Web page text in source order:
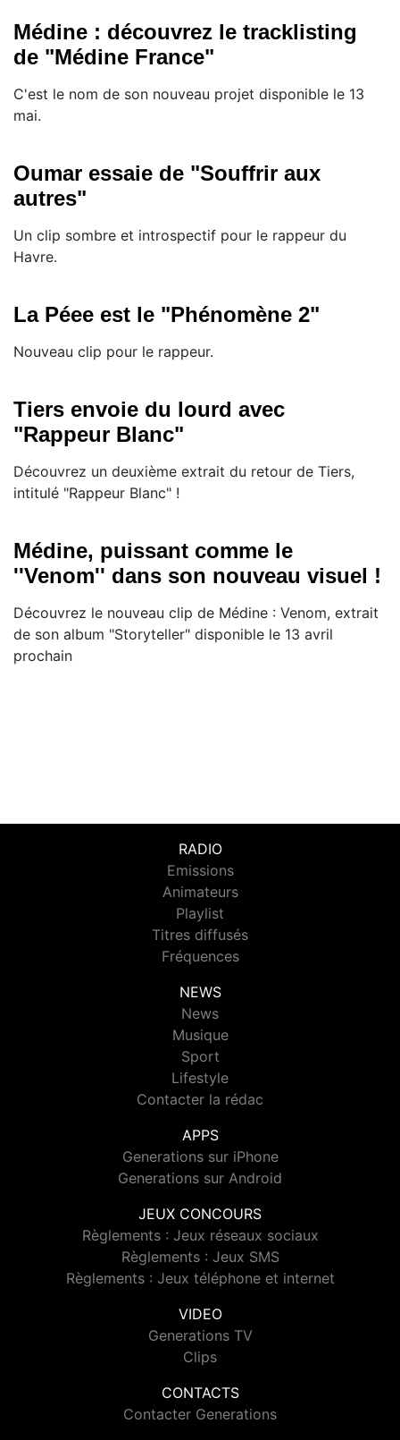
Médine : découvrez le tracklisting
de "Médine France"
C'est le nom de son nouveau projet disponible le 13
mai.
Oumar essaie de "Souffrir aux
autres"
Un clip sombre et introspectif pour le rappeur du
Havre.
La Péee est le "Phénomène 2"
Nouveau clip pour le rappeur.
Tiers envoie du lourd avec
"Rappeur Blanc"
Découvrez un deuxième extrait du retour de Tiers,
intitulé "Rappeur Blanc" !
Médine, puissant comme le
''Venom'' dans son nouveau visuel !
Découvrez le nouveau clip de Médine : Venom, extrait
de son album "Storyteller" disponible le 13 avril
prochain
RADIO
Emissions
Animateurs
Playlist
Titres diffusés
Fréquences
NEWS
News
Musique
Sport
Lifestyle
Contacter la rédac
APPS
Generations sur iPhone
Generations sur Android
JEUX CONCOURS
Règlements : Jeux réseaux sociaux
Règlements : Jeux SMS
Règlements : Jeux téléphone et internet
VIDEO
Generations TV
Clips
CONTACTS
Contacter Generations